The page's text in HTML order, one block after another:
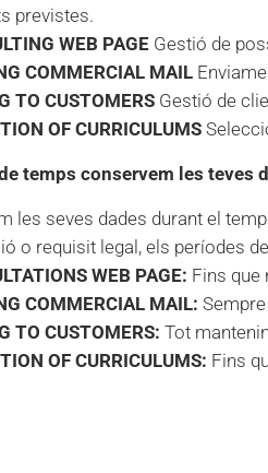
previstes.
WEB PAGE Gestió de
COMMERCIAL MAIL
TO CUSTOMERS Gestió de
OF CURRICULUMS
temps conservem les teves
les seves dades durant el
o requisit legal, els períodes
WEB PAGE: Fins que
COMMERCIAL MAIL:
TO CUSTOMERS: Tot
OF CURRICULUMS: Fins